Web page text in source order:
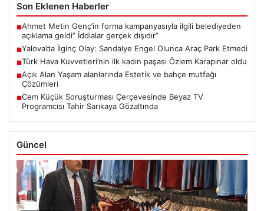
Son Eklenen Haberler
■Ahmet Metin Genç’in forma kampanyasıyla ilgili belediyeden
açıklama geldi” İddialar gerçek dışıdır”
■Yalova’da İlginç Olay: Sandalye Engel Olunca Araç Park Etmedi
■Türk Hava Kuvvetleri’nin ilk kadın paşası Özlem Karapınar oldu
■Açık Alan Yaşam alanlarında Estetik ve bahçe mutfağı
Çözümleri
■Cem Küçük Soruşturması Çerçevesinde Beyaz TV
Programcısı Tahir Sarıkaya Gözaltında
Güncel